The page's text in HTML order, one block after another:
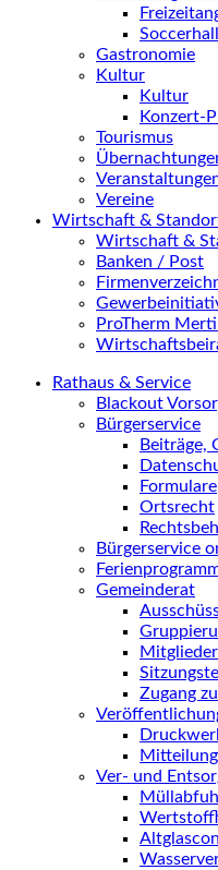
Gastronomie
Kultur
Kultur
Konzert-
Tourismus
Vereine
Wirtschaft &
Wirtschaft &
Banken / Post
ProTherm
Rathaus & Service
Blackout
Bürgerservice
Beiträge,
Formulare
Ortsrecht
Bürgerservice
Gemeinderat
Mitglieder
Zugang
Ver- und